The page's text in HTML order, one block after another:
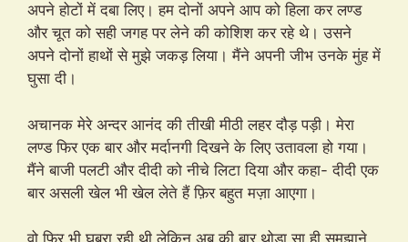
अपने होटों में दबा लिए। हम दोनों अपने आप को हिला कर लण्ड
और चूत को सही जगह पर लेने की कोशिश कर रहे थे। उसने
अपने दोनों हाथों से मुझे जकड़ लिया। मैंने अपनी जीभ उनके मुंह में
घुसा दी।
अचानक मेरे अन्दर आनंद की तीखी मीठी लहर दौड़ पड़ी। मेरा
लण्ड फिर एक बार और मर्दानगी दिखने के लिए उतावला हो गया।
मैंने बाजी पलटी और दीदी को नीचे लिटा दिया और कहा- दीदी एक
बार असली खेल भी खेल लेते हैं फ़िर बहुत मज़ा आएगा।
वो फ़िर भी घबरा रही थी लेकिन अब की बार थोड़ा सा ही समझाने